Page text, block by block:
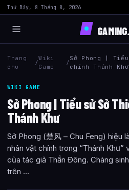
Thứ Bảy, 8 Tháng 8, 2026
Trang
chu
/
Wiki
Game
/
Sở Phong |
chính Thánh Khư
WIKI GAME
Sở Phong | Tiểu sử Sở
Thánh Khư
Sở Phong (楚风 – Chu Feng) hiệu
nhân vật chính trong “Thánh Khư”
của tác giả Thần Đông. Chàng
trên ...